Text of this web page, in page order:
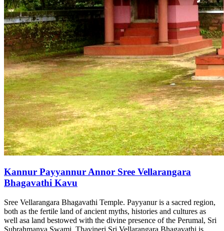
Kannur Payyannur Annor Sree Vellarangara
Bhagavathi Kavu
Sree Vellarangara Bhagavathi Temple. Payyanur is a sacred region,
both as the fertile land of ancient myths, histories and cultures as
well asa land bestowed with the divine presence of the Perumal, Sri
Subrahmanya Swami. Thayineri Sri Vellarangara Bhagavathi is...